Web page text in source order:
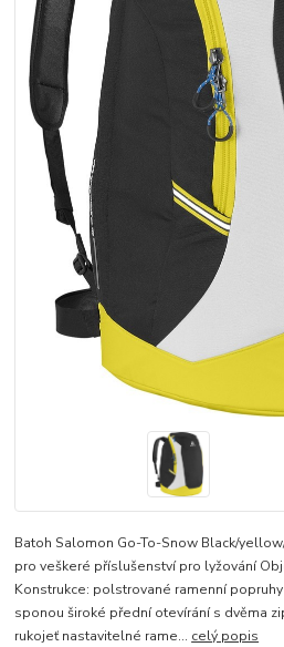
Batoh Salomon Go-To-Snow Black/
pro veškeré příslušenství pro lyžování
Konstrukce: polstrované ramenní
sponou široké přední otevírání s dvěma
rukojeť nastavitelné rame... celý popis